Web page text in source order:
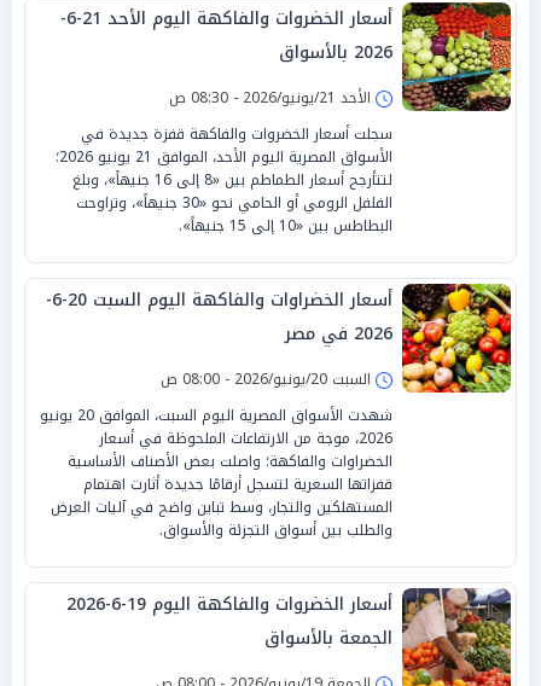
أسعار الخضروات والفاكهة اليوم الأحد 21-6-
2026 بالأسواق
الأحد 21/يونيو/2026 - 08:30 ص
سجلت أسعار الخضروات والفاكهة قفزة جديدة في
الأسواق المصرية اليوم الأحد، الموافق 21 يونيو 2026؛
لتتأرجح أسعار الطماطم بين «8 إلى 16 جنيهاً»، وبلغ
الفلفل الرومي أو الحامي نحو «30 جنيهاً»، وتراوحت
البطاطس بين «10 إلى 15 جنيهاً».
أسعار الخضراوات والفاكهة اليوم السبت 20-6-
2026 في مصر
السبت 20/يونيو/2026 - 08:00 ص
شهدت الأسواق المصرية اليوم السبت، الموافق 20 يونيو
2026، موجة من الارتفاعات الملحوظة في أسعار
الخضراوات والفاكهة؛ واصلت بعض الأصناف الأساسية
قفزاتها السعرية لتسجل أرقامًا جديدة أثارت اهتمام
المستهلكين والتجار، وسط تباين واضح في آليات العرض
والطلب بين أسواق التجزئة والأسواق.
أسعار الخضروات والفاكهة اليوم 19-6-2026
الجمعة بالأسواق